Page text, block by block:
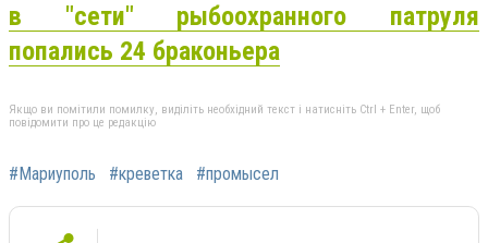
в "сети" рыбоохранного патруля
попались 24 браконьера
Якщо ви помітили помилку, виділіть необхідний текст і натисніть Ctrl + Enter, щоб
повідомити про це редакцію
#Мариуполь #креветка #промысел